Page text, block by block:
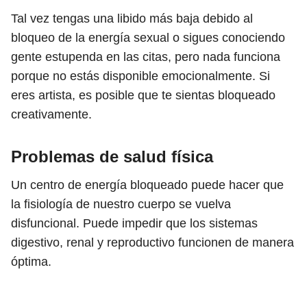
Tal vez tengas una libido más baja debido al
bloqueo de la energía sexual o sigues conociendo
gente estupenda en las citas, pero nada funciona
porque no estás disponible emocionalmente. Si
eres artista, es posible que te sientas bloqueado
creativamente.
Problemas de salud física
Un centro de energía bloqueado puede hacer que
la fisiología de nuestro cuerpo se vuelva
disfuncional. Puede impedir que los sistemas
digestivo, renal y reproductivo funcionen de manera
óptima.